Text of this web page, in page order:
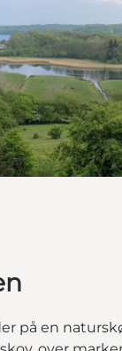
på en